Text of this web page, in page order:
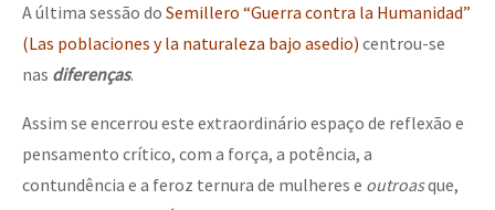
A última sessão do Semillero “Guerra contra la Humanidad”
(Las poblaciones y la naturaleza bajo asedio) centrou-se
nas diferenças.
Assim se encerrou este extraordinário espaço de reflexão e
pensamento crítico, com a força, a potência, a
contundência e a feroz ternura de mulheres e outroasque,